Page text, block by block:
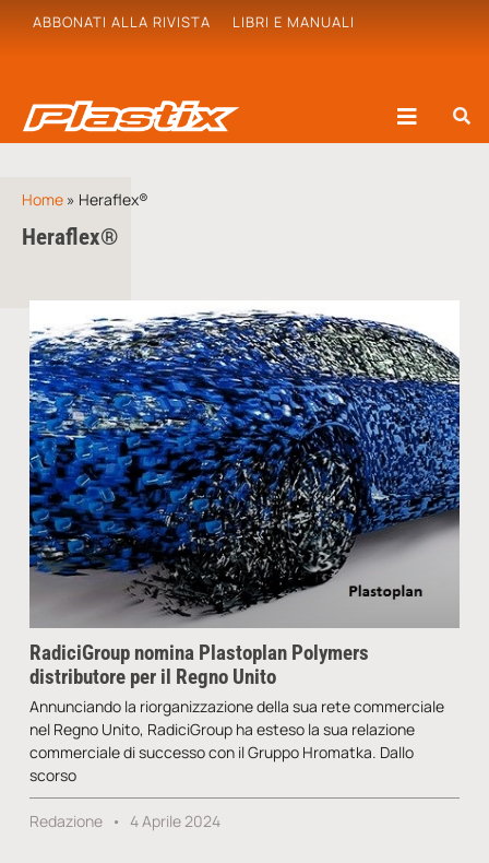
ABBONATI ALLA RIVISTA LIBRI E MANUALI
Home » Heraflex®
Heraflex®
RadiciGroup nomina Plastoplan Polymers
distributore per il Regno Unito
Annunciando la riorganizzazione della sua rete commerciale
nel Regno Unito, RadiciGroup ha esteso la sua relazione
commerciale di successo con il Gruppo Hromatka. Dallo
scorso
Redazione 4 Aprile 2024